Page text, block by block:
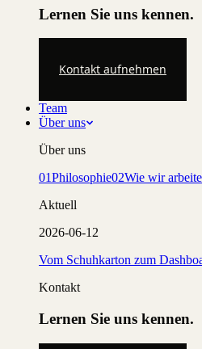
Lernen Sie uns kennen.
Kontakt aufnehmen
Team
Über uns
Über uns
01Philosophie02Wie wir
Aktuell
2026-06-12
Vom Schuhkarton zum
Kontakt
Lernen Sie uns kennen.